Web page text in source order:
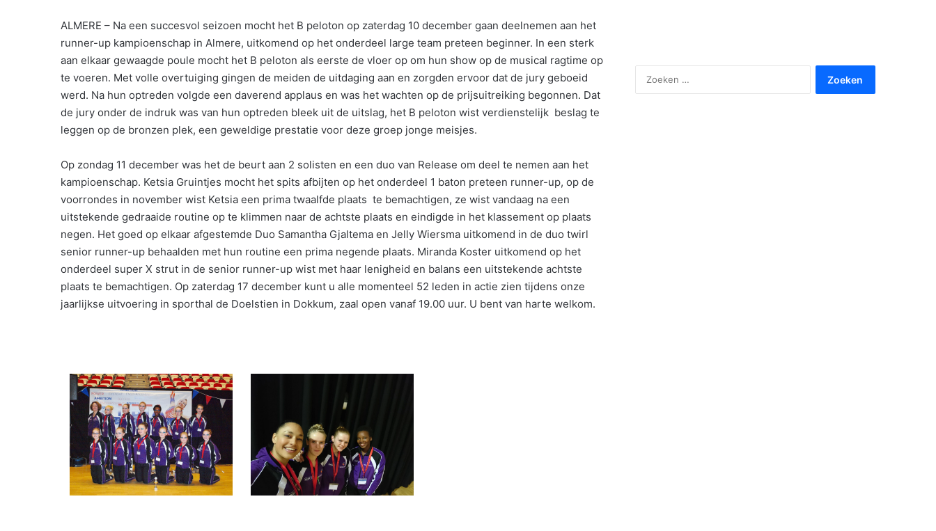
ALMERE – Na een succesvol seizoen mocht het B peloton op zaterdag 10 december gaan deelnemen aan het
runner-up kampioenschap in Almere, uitkomend op het onderdeel large team preteen beginner. In een sterk
aan elkaar gewaagde poule mocht het B peloton als eerste de vloer op om hun show op de musical ragtime op
te voeren. Met volle overtuiging gingen de meiden de uitdaging aan en zorgden ervoor dat de jury geboeid
werd. Na hun optreden volgde een daverend applaus en was het wachten op de prijsuitreiking begonnen. Dat
de jury onder de indruk was van hun optreden bleek uit de uitslag, het B peloton wist verdienstelijk beslag te
leggen op de bronzen plek, een geweldige prestatie voor deze groep jonge meisjes.
Op zondag 11 december was het de beurt aan 2 solisten en een duo van Release om deel te nemen aan het
kampioenschap. Ketsia Gruintjes mocht het spits afbijten op het onderdeel 1 baton preteen runner-up, op de
voorrondes in november wist Ketsia een prima twaalfde plaats te bemachtigen, ze wist vandaag na een
uitstekende gedraaide routine op te klimmen naar de achtste plaats en eindigde in het klassement op plaats
negen. Het goed op elkaar afgestemde Duo Samantha Gjaltema en Jelly Wiersma uitkomend in de duo twirl
senior runner-up behaalden met hun routine een prima negende plaats. Miranda Koster uitkomend op het
onderdeel super X strut in de senior runner-up wist met haar lenigheid en balans een uitstekende achtste
plaats te bemachtigen. Op zaterdag 17 december kunt u alle momenteel 52 leden in actie zien tijdens onze
jaarlijkse uitvoering in sporthal de Doelstien in Dokkum, zaal open vanaf 19.00 uur. U bent van harte welkom.
naar: